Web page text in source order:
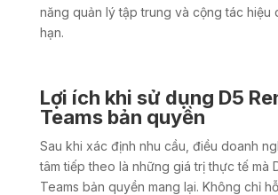
năng quản lý tập trung và cộng tác hiệu
hạn.
Lợi ích khi sử dụng D5
Teams bản quyền
Sau khi xác định nhu cầu, điều doanh
tâm tiếp theo là những giá trị thực tế mà
Teams bản quyền mang lại. Không chỉ